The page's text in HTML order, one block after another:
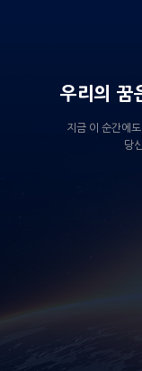
우리의 꿈
지금 이 순간에
당